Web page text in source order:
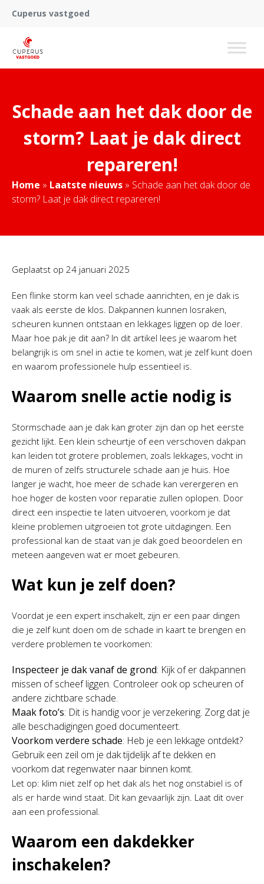
Cuperus vastgoed
Schade aan het dak door de
storm? Laat je dak direct
repareren!
Home » Laatste nieuws » Schade aan het dak door de
storm? Laat je dak direct repareren!
Geplaatst op 24 januari 2025
Een flinke storm kan veel schade aanrichten, en je dak is
vaak als eerste de klos. Dakpannen kunnen losraken,
scheuren kunnen ontstaan en lekkages liggen op de loer.
Maar hoe pak je dit aan? In dit artikel lees je waarom het
belangrijk is om snel in actie te komen, wat je zelf kunt doen
en waarom professionele hulp essentieel is.
Waarom snelle actie nodig is
Stormschade aan je dak kan groter zijn dan op het eerste
gezicht lijkt. Een klein scheurtje of een verschoven dakpan
kan leiden tot grotere problemen, zoals lekkages, vocht in
de muren of zelfs structurele schade aan je huis. Hoe
langer je wacht, hoe meer de schade kan verergeren en
hoe hoger de kosten voor reparatie zullen oplopen. Door
direct een inspectie te laten uitvoeren, voorkom je dat
kleine problemen uitgroeien tot grote uitdagingen. Een
professional kan de staat van je dak goed beoordelen en
meteen aangeven wat er moet gebeuren.
Wat kun je zelf doen?
Voordat je een expert inschakelt, zijn er een paar dingen
die je zelf kunt doen om de schade in kaart te brengen en
verdere problemen te voorkomen:
Inspecteer je dak vanaf de grond: Kijk of er dakpannen
missen of scheef liggen. Controleer ook op scheuren of
andere zichtbare schade.
Maak foto’s: Dit is handig voor je verzekering. Zorg dat je
alle beschadigingen goed documenteert.
Voorkom verdere schade: Heb je een lekkage ontdekt?
Gebruik een zeil om je dak tijdelijk af te dekken en
voorkom dat regenwater naar binnen komt.
Let op: klim niet zelf op het dak als het nog onstabiel is of
als er harde wind staat. Dit kan gevaarlijk zijn. Laat dit over
aan een professional.
Waarom een dakdekker
inschakelen?